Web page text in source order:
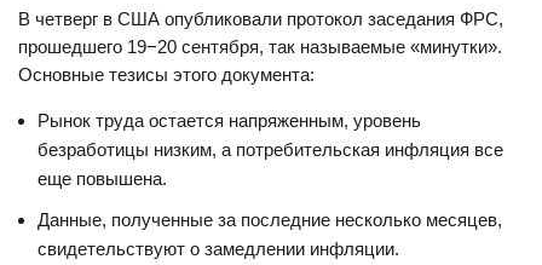
В четверг в США опубликовали протокол заседания ФРС,
прошедшего 19−20 сентября, так называемые «минутки».
Основные тезисы этого документа:
Рынок труда остается напряженным, уровень
безработицы низким, а потребительская инфляция все
еще повышена.
Данные, полученные за последние несколько месяцев,
свидетельствуют о замедлении инфляции.